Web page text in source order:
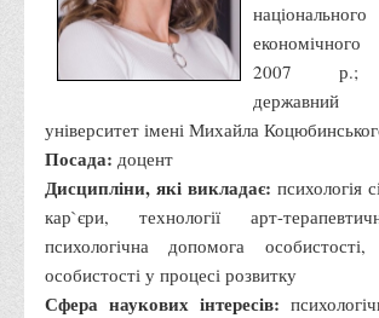
Студентський туристичний клуб "Way to
Студентське наукове товариство «ВАТРА»
Асоціація випускників та друзів
Анкета випускника 2020-2026 років
Анкета випускника минулих років
Первинна профспілкова організація
Бізнес-школа
Юридична клініка
економічного
2007 р.;
державний
університет імені Михайла
Посада: доцент
Дисципліни, які викладає: психологія
кар`єри, технології арт-
психологічна допомога особистості,
особистості у процесі розвитку
Сфера наукових інтересів: